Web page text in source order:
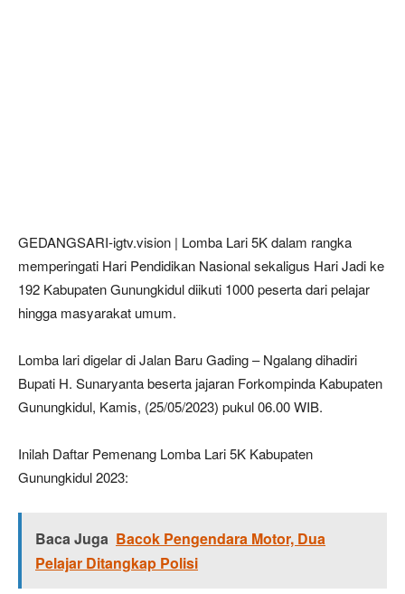
GEDANGSARI-igtv.vision | Lomba Lari 5K dalam rangka
memperingati Hari Pendidikan Nasional sekaligus Hari Jadi ke
192 Kabupaten Gunungkidul diikuti 1000 peserta dari pelajar
hingga masyarakat umum.
Lomba lari digelar di Jalan Baru Gading – Ngalang dihadiri
Bupati H. Sunaryanta beserta jajaran Forkompinda Kabupaten
Gunungkidul, Kamis, (25/05/2023) pukul 06.00 WIB.
Inilah Daftar Pemenang Lomba Lari 5K Kabupaten
Gunungkidul 2023:
Baca Juga Bacok Pengendara Motor, Dua
Pelajar Ditangkap Polisi